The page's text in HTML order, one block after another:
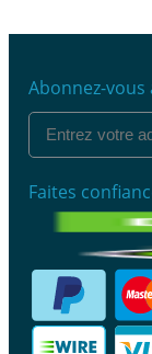
Abonnez-
Faites